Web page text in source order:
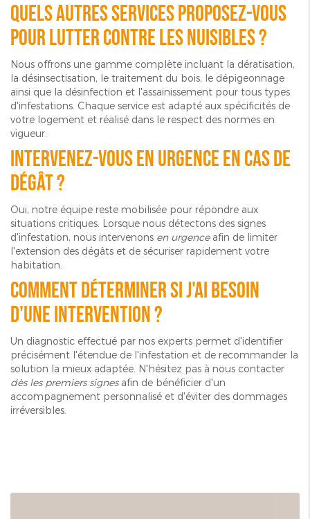
Quels autres services proposez-vous
pour lutter contre les nuisibles ?
Nous offrons une gamme complète incluant la dératisation,
la désinsectisation, le traitement du bois, le dépigeonnage
ainsi que la désinfection et l'assainissement pour tous types
d'infestations. Chaque service est adapté aux spécificités de
votre logement et réalisé dans le respect des normes en
vigueur.
Intervenez-vous en urgence en cas de
dégât ?
Oui, notre équipe reste mobilisée pour répondre aux
situations critiques. Lorsque nous détectons des signes
d'infestation, nous intervenons en urgenceafin de limiter
l'extension des dégâts et de sécuriser rapidement votre
habitation.
Comment déterminer si j'ai besoin
d'une intervention ?
Un diagnostic effectué par nos experts permet d'identifier
précisément l'étendue de l'infestation et de recommander la
solution la mieux adaptée. N'hésitez pas à nous contacter
dès les premiers signesafin de bénéficier d'un
accompagnement personnalisé et d'éviter des dommages
irréversibles.